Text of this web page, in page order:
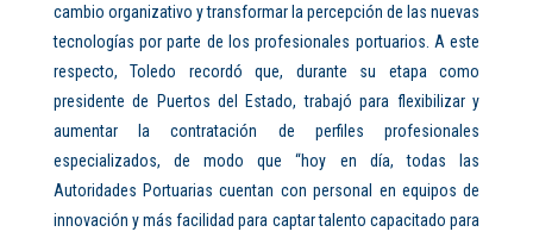
cambio organizativo y transformar la percepción de las nuevas
tecnologías por parte de los profesionales portuarios. A este
respecto, Toledo recordó que, durante su etapa como
presidente de Puertos del Estado, trabajó para flexibilizar y
aumentar la contratación de perfiles profesionales
especializados, de modo que “hoy en día, todas las
Autoridades Portuarias cuentan con personal en equipos de
innovación y más facilidad para captar talento capacitado para